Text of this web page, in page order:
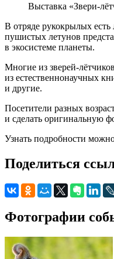
Выставка «Звери-
В отряде рукокрылых
пушистых летунов
в экосистеме планеты.
Многие из зверей-
из естественнонаучных
и другие.
Посетители разных
и сделать оригинальную
Узнать подробности
Поделиться
Фотографии